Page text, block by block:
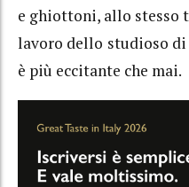
e ghiottoni, allo stesso
lavoro dello studioso
è più eccitante che mai.